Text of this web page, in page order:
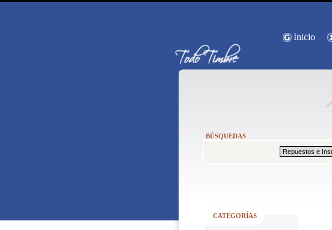
Inicio
BÚSQUEDAS
CATEGORÍAS